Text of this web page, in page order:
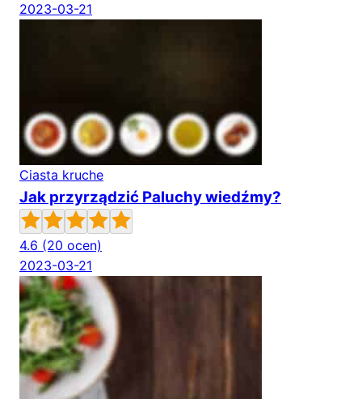
2023-03-21
Ciasta kruche
Jak przyrządzić Paluchy wiedźmy?
4.6 (20 ocen)
2023-03-21